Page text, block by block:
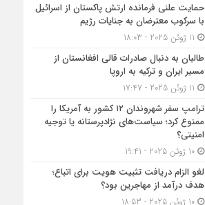
حمایت علنی فرمانده ارتش پاکستان از اسرائیل
با سرکوب معترضان به جنایات رژیم
طالبان به دنبال صادرات قالی افغانستان از
مسیر ایران و ترکیه به اروپا
ترامپ سفر شهروندان ۱۲ کشور به آمریکا را
ممنوع کرد؛ سیاست‌های نژادپرستانه یا توجیه
امنیتی؟
10 ژوئن 2025 - 19:41
لغو الزام دریافت تثبیت هویت برای اتباع؛
هدف درآمد از مهاجرین بود؟
10 ژوئن 2025 - 18:53